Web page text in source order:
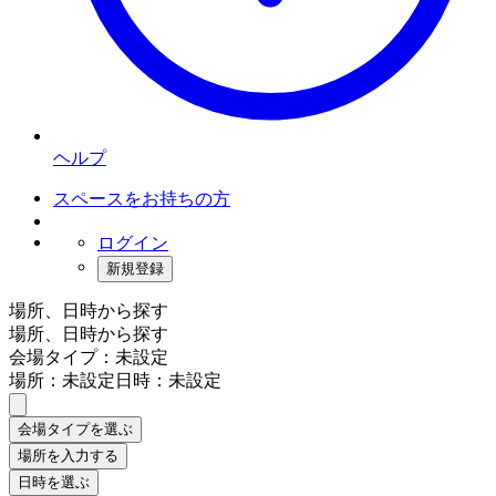
ヘルプ
スペースをお持ちの方
ログイン
新規登録
場所、日時から探す
場所、日時から探す
会場タイプ：未設定
場所：未設定日時：未設定
会場タイプを選ぶ
場所を入力する
日時を選ぶ